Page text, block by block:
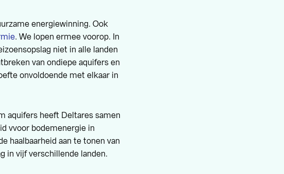
energiewinning. Ook
. We lopen ermee voorop. In
niet in alle landen
van ondiepe aquifers en
onvoldoende met elkaar in
aquifers heeft Deltares samen
vvoor bodemenergie in
haalbaarheid aan te tonen van
in vijf verschillende landen.